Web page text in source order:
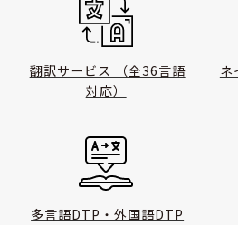
翻訳サービス （全36言語
対応）
ネ
多言語DTP・外国語DTP